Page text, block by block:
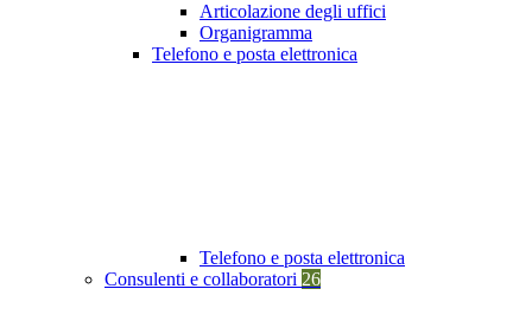
Articolazione degli uffici
Organigramma
Telefono e posta elettronica
Telefono e posta elettronica
Consulenti e collaboratori 26